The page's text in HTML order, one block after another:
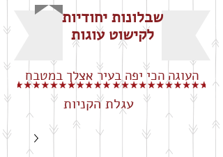
שבלונות יחודיות
לקישוט עוגות
העוגה הכי יפה בעיר אצלך במטבח
עגלת הקניות